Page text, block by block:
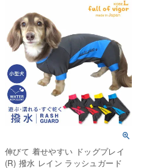
伸びて 着せやすい ドッグプレイ
(R) 撥水 レイン ラッシュガード